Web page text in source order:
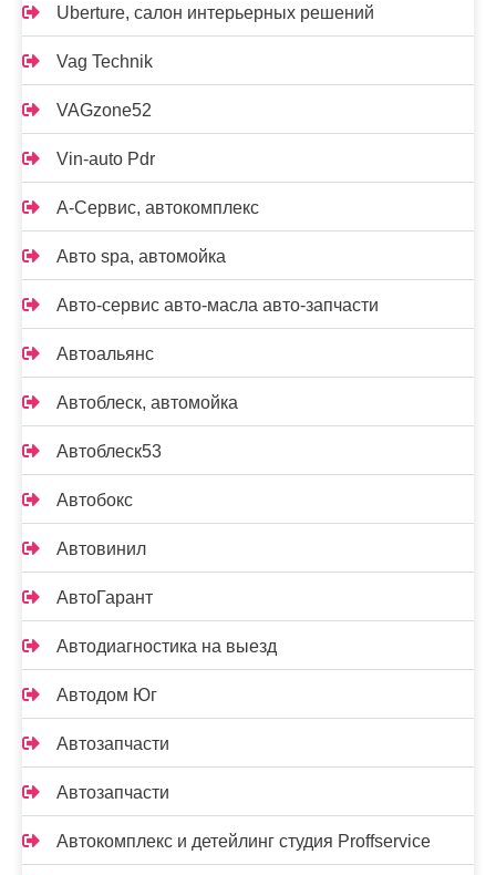
Uberture, салон интерьерных решений
Vag Technik
VAGzone52
Vin-auto Pdr
А-Сервис, автокомплекс
Авто spa, автомойка
Авто-сервис авто-масла авто-запчасти
Автоальянс
Автоблеск, автомойка
Автоблеск53
Автобокс
Автовинил
АвтоГарант
Автодиагностика на выезд
Автодом Юг
Автозапчасти
Автозапчасти
Автокомплекс и детейлинг студия Proffservice